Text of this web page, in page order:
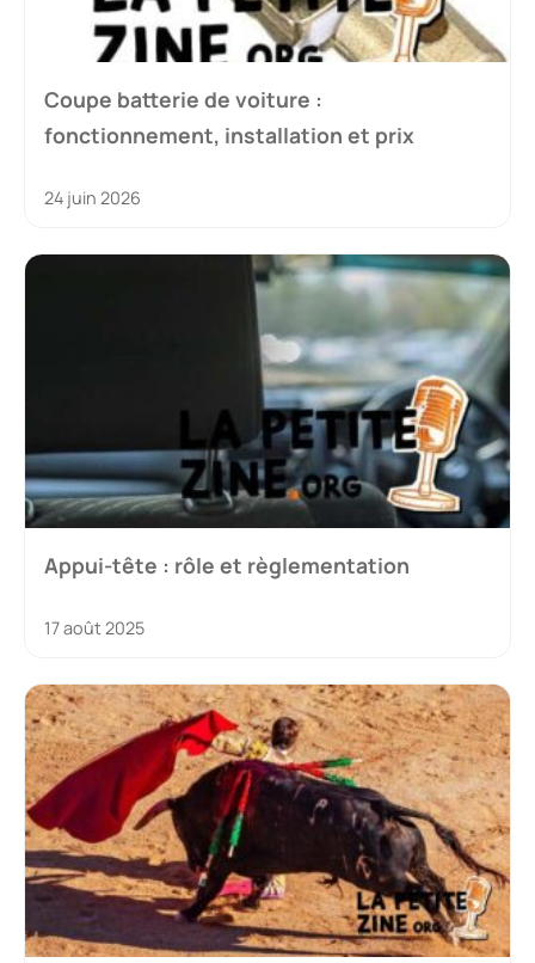
Coupe batterie de voiture :
fonctionnement, installation et prix
24 juin 2026
Appui-tête : rôle et règlementation
17 août 2025